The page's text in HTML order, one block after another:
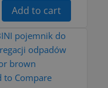
Add to cart
to Compare